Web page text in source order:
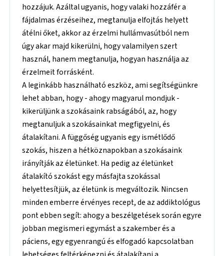
hozzájuk. Azáltal ugyanis, hogy valaki hozzáfér a
fájdalmas érzéseihez, megtanulja elfojtás helyett
átélni őket, akkor az érzelmi hullámvasútból nem
úgy akar majd kikerülni, hogy valamilyen szert
használ, hanem megtanulja, hogyan használja az
érzelmeit forrásként.
A leginkább használható eszköz, ami segítségünkre
lehet abban, hogy - ahogy magyarul mondjuk -
kikerüljünk a szokásaink rabságából, az, hogy
megtanuljuk a szokásainkat megfigyelni, és
átalakítani. A függőség ugyanis egy ismétlődő
szokás, hiszen a hétköznapokban a szokásaink
irányítják az életünket. Ha pedig az életünket
átalakító szokást egy másfajta szokással
helyettesítjük, az életünk is megváltozik. Nincsen
minden emberre érvényes recept, de az addiktológus
pont ebben segít: ahogy a beszélgetések során egyre
jobban megismeri egymást a szakember és a
páciens, egy egyenrangú és elfogadó kapcsolatban